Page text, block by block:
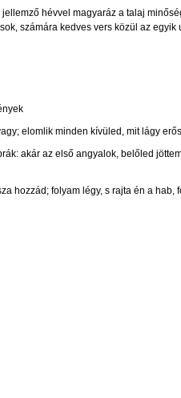
hévvel magyaráz a talaj
számára kedves vers közül az
elomlik minden kívüled, mit lágy
akár az első angyalok, belőled
hozzád; folyam légy, s rajta én a hab,